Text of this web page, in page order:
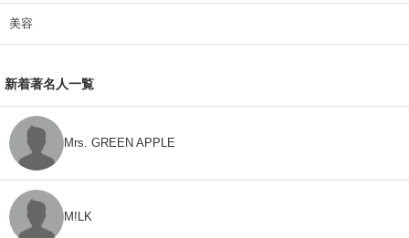
美容
新着著名人一覧
Mrs. GREEN APPLE
M!LK